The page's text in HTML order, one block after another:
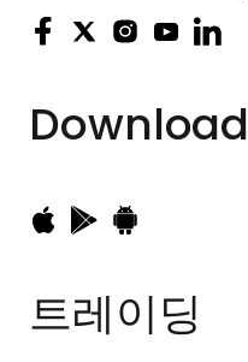
Download
트레이딩